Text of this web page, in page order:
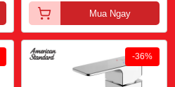
Mua Ngay
-36%